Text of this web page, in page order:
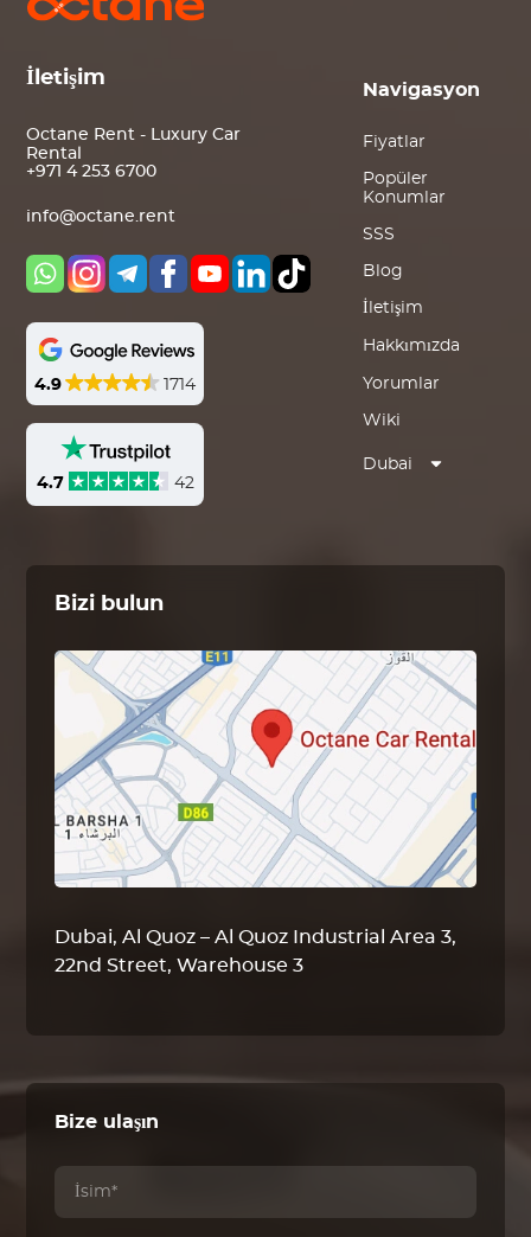
İletişim
Octane Rent - Luxury Car
Rental
+971 4 253 6700
info@octane.rent
4.9 1714
4.7 42
Navigasyon
Fiyatlar
Popüler
Konumlar
SSS
Blog
İletişim
Hakkımızda
Yorumlar
Wiki
Dubai
Bizi bulun
Dubai, Al Quoz – Al Quoz Industrial Area 3,
22nd Street, Warehouse 3
Bize ulaşın